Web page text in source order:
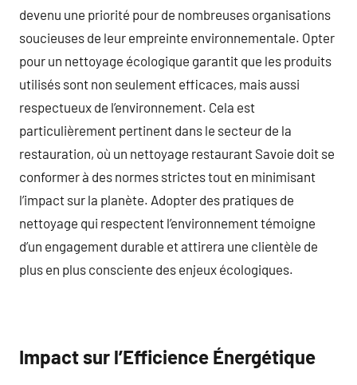
devenu une priorité pour de nombreuses organisations
soucieuses de leur empreinte environnementale. Opter
pour un nettoyage écologique garantit que les produits
utilisés sont non seulement efficaces, mais aussi
respectueux de l’environnement. Cela est
particulièrement pertinent dans le secteur de la
restauration, où un nettoyage restaurant Savoie doit se
conformer à des normes strictes tout en minimisant
l’impact sur la planète. Adopter des pratiques de
nettoyage qui respectent l’environnement témoigne
d’un engagement durable et attirera une clientèle de
plus en plus consciente des enjeux écologiques.
Impact sur l’Efficience Énergétique